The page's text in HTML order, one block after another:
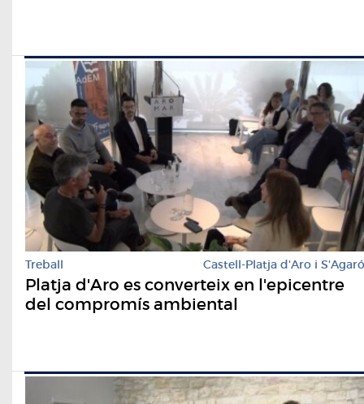
Treball Castell-Platja d'Aro i S'Agaró
Platja d'Aro es converteix en l'epicentre
del compromís ambiental